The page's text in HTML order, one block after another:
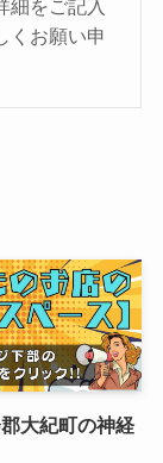
細をご記入
くお願い申
大紀町の神経